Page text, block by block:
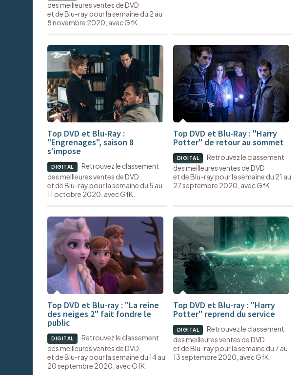
des meilleures ventes de DVD
et de Blu-ray pour la semaine du 2 au
8 novembre 2020, avec GfK.
Top DVD et Blu-Ray :
"Engrenages", saison 8
s'impose
DIGITAL
Retrouvez le classement
des meilleures ventes de DVD
et de Blu-ray pour la semaine du 5 au
11 octobre 2020, avec GfK.
Top DVD et Blu-Ray : "Harry
Potter" de retour au sommet
DIGITAL
Retrouvez le classement
des meilleures ventes de DVD
et de Blu-ray pour la semaine du 21 au
27 septembre 2020, avec GfK.
Top DVD et Blu-ray : "La reine
des neiges 2" fait fondre le
public
DIGITAL
Retrouvez le classement
des meilleures ventes de DVD
et de Blu-ray pour la semaine du 14 au
20 septembre 2020, avec GfK.
Top DVD et Blu-ray : "Harry
Potter" reprend du service
DIGITAL
Retrouvez le classement
des meilleures ventes de DVD
et de Blu-ray pour la semaine du 7 au
13 septembre 2020, avec GfK.